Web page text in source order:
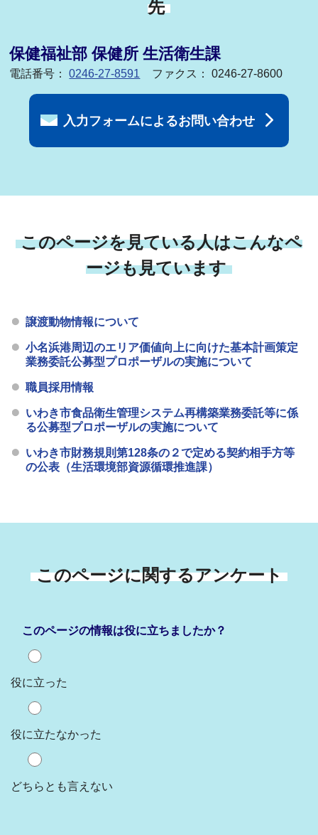
先
保健福祉部 保健所 生活衛生課
電話番号：0246-27-8591 ファクス： 0246-27-8600
入力フォームによるお問い合わせ
このページを見ている人はこんなペ
ージも見ています
譲渡動物情報について
小名浜港周辺のエリア価値向上に向けた基本計画策定
業務委託公募型プロポーザルの実施について
職員採用情報
いわき市食品衛生管理システム再構築業務委託等に係
る公募型プロポーザルの実施について
いわき市財務規則第128条の２で定める契約相手方等
の公表（生活環境部資源循環推進課）
このページに関するアンケート
このページの情報は役に立ちましたか？
役に立った
役に立たなかった
どちらとも言えない